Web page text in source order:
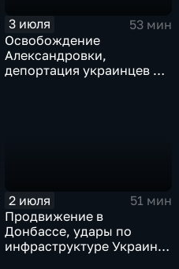
3 июля
53 мин
Освобождение
Александровки,
депортация украинцев из
2 июля
51 мин
Продвижение в
Донбассе, удары по
инфраструктуре Украины,